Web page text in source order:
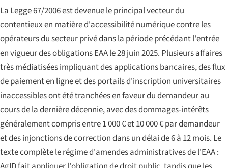
La Legge 67/2006 est devenue le principal vecteur du
contentieux en matière d'accessibilité numérique contre les
opérateurs du secteur privé dans la période précédant l'entrée
en vigueur des obligations EAA le 28 juin 2025. Plusieurs affaires
très médiatisées impliquant des applications bancaires, des flux
de paiement en ligne et des portails d'inscription universitaires
inaccessibles ont été tranchées en faveur du demandeur au
cours de la dernière décennie, avec des dommages-intérêts
généralement compris entre 1 000 € et 10 000 € par demandeur
et des injonctions de correction dans un délai de 6 à 12 mois. Le
texte complète le régime d'amendes administratives de l'EAA :